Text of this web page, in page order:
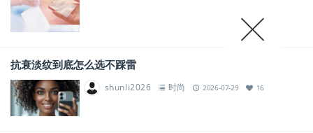
抗衰淡纹到底怎么选不踩雷
shunli2026 时尚 2026-07-29 16